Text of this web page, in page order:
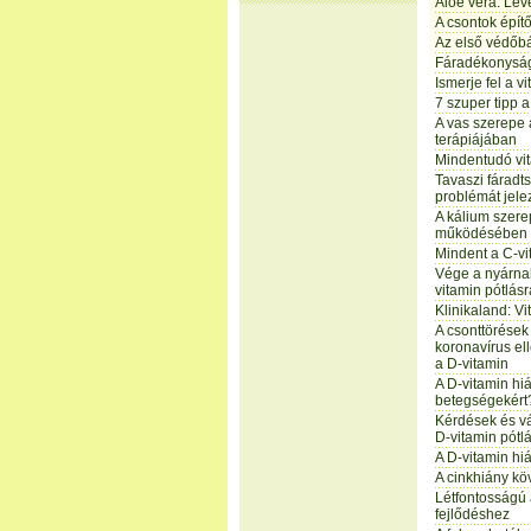
A csontok
Az első
Ismerje fel a
7 szuper tipp
A vas
terápiájában
Mindentudó
Tavaszi
problémát
A kálium
működésében
Mindent a C-
Vége a
vitamin
Klinikaland:
A
koronavírus
a D-vitamin
A D-vitamin
Kérdések és
D-vitamin
A D-vitamin
A cinkhiány
fejlődéshez